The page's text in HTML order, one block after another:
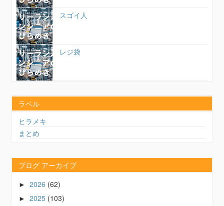
スゴイ人
レジ袋
ラベル
ヒラメキ
まとめ
ブログ アーカイブ
►2026 (62)
►2025 (103)